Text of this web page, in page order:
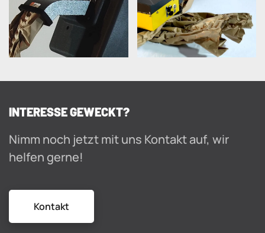
INTERESSE GEWECKT?
Nimm noch jetzt mit uns Kontakt auf, wir
helfen gerne!
Kontakt